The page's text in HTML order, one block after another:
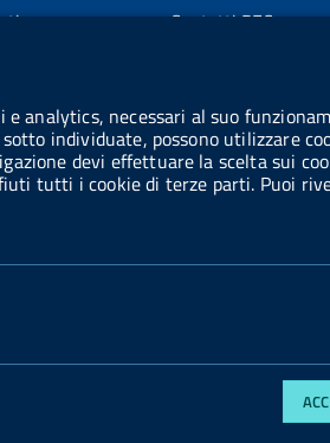
analytics, necessari al suo
individuate, possono utilizzare
devi effettuare la scelta sui
tutti i cookie di terze parti. Puoi
Contatti PEC
Codice Fiscale:
Codice IPA AIFA:
Codice IPA UCB:
Obiettivi